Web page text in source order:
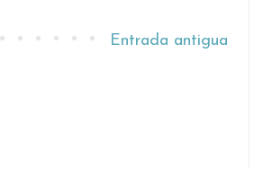
Entrada antigua